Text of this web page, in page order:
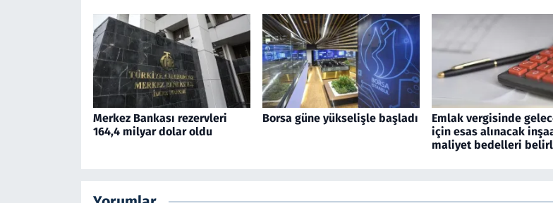
Merkez Bankası rezervleri
164,4 milyar dolar oldu
Borsa güne yükselişle başladı
Emlak vergisinde
için esas alınacak
maliyet bedelleri